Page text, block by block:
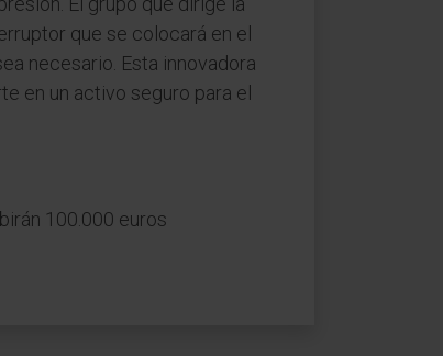
que se colocará en el
necesario. Esta innovadora
en un activo seguro para el
100.000 euros